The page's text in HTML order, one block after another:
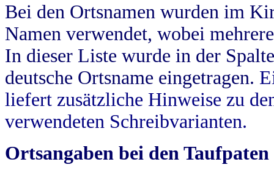
Bei den Ortsnamen wurden im
Namen verwendet, wobei
In dieser Liste wurde in der
deutsche Ortsname eingetragen.
liefert zusätzliche Hinweise zu
verwendeten Schreibvarianten.
Ortsangaben bei den Taufpaten